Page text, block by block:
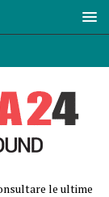
le ultime